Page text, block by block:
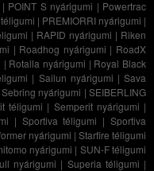
| POINT S nyárigumi | Powertrac
| PREMIORRI nyárigumi |
| RAPID nyárigumi | Riken
| Roadhog nyárigumi | RoadX
| Rotalla nyárigumi | Royal Black
| Sailun nyárigumi |Sava
Sebring nyárigumi |SEIBERLING
téligumi | Semperit nyárigumi |
| Sportiva téligumi |Sportiva
nyárigumi | Starfire téligumi
nyárigumi | SUN-F téligumi
nyárigumi | Superia téligumi |